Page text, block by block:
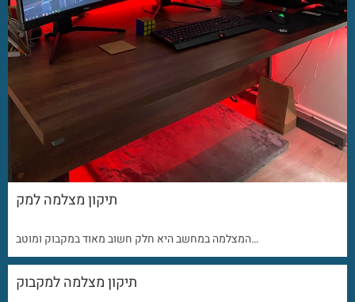
תיקון מצלמה למק
המצלמה במחשב היא חלק חשוב מאוד במקבוק ומוטב…
תיקון מצלמה למקבוק